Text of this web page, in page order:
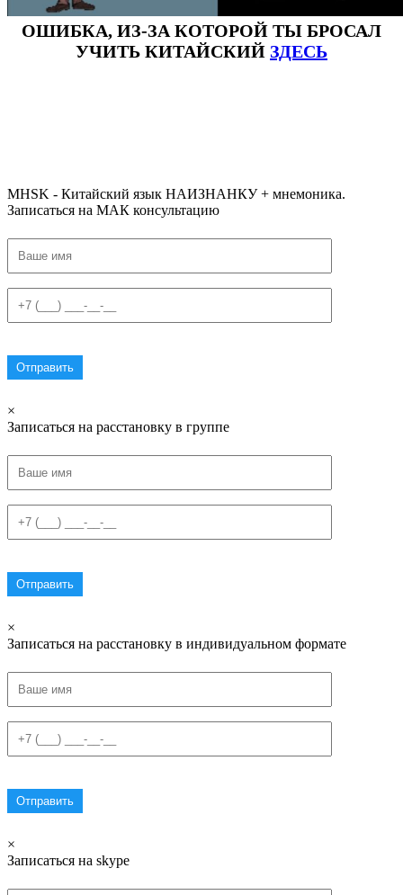
ОШИБКА, ИЗ-ЗА КОТОРОЙ ТЫ БРОСАЛ
УЧИТЬ КИТАЙСКИЙ ЗДЕСЬ
MHSK - Китайский язык НАИЗНАНКУ + мнемоника.
Записаться на МАК консультацию
×
Записаться на расстановку в группе
×
Записаться на расстановку в индивидуальном формате
×
Записаться на skype